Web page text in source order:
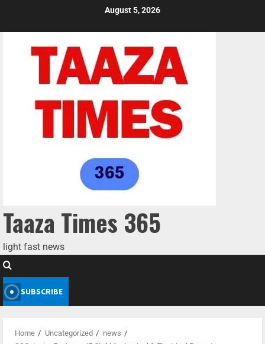
August 5, 2026
Taaza Times 365
light fast news
SUBSCRIBE
Home Uncategorized
news